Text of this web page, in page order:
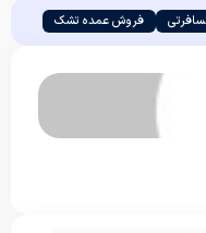
فروش عمده تشک